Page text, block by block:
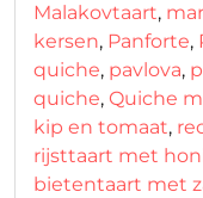
Malakovtaart,
kersen, Panforte,
quiche, pavlova,
quiche, Quiche
kip en tomaat,
rijsttaart met
bietentaart met